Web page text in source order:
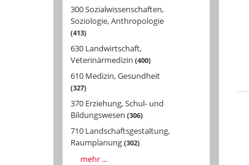
300 Sozialwissenschaften,
Soziologie, Anthropologie
413
630 Landwirtschaft,
Veterinärmedizin 400
610 Medizin, Gesundheit
327
370 Erziehung, Schul- und
Bildungswesen 306
710 Landschaftsgestaltung,
Raumplanung 302
mehr ...